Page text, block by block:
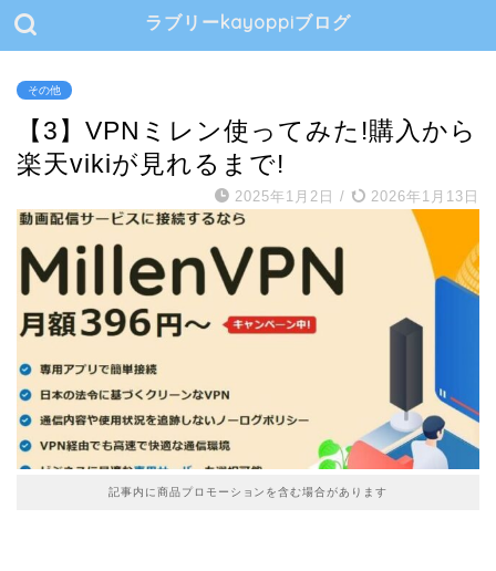
ラブリーkayoppiブログ
その他
【3】VPNミレン使ってみた!購入から
楽天vikiが見れるまで!
2025年1月2日 / 2026年1月13日
記事内に商品プロモーションを含む場合があります